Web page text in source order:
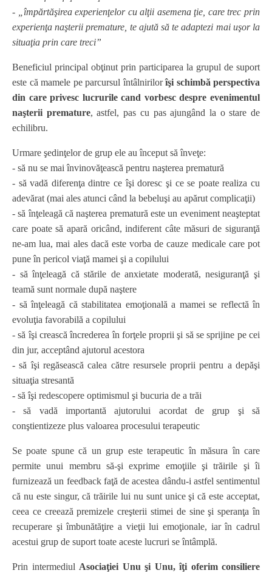
- „împărtăşirea experienţelor cu alţii asemena ţie, care trec prin
experienţa naşterii premature, te ajută să te adaptezi mai uşor la
situaţia prin care treci”
Beneficiul principal obţinut prin participarea la grupul de suport
este că mamele pe parcursul întâlnirilorîşi schimbă perspectiva
din care privesc lucrurile cand vorbesc despre evenimentul
naşterii premature, astfel, pas cu pas ajungând la o stare de
echilibru.
Urmare şedinţelor de grup ele au început să înveţe:
- să nu se mai învinovăţească pentru naşterea prematură
- să vadă diferenţa dintre ce îşi doresc şi ce se poate realiza cu
adevărat (mai ales atunci când la bebeluşi au apărut complicaţii)
- să înţeleagă că naşterea prematură este un eveniment neaşteptat
care poate să apară oricând, indiferent câte măsuri de siguranţă
ne-am lua, mai ales dacă este vorba de cauze medicale care pot
pune în pericol viaţă mamei şi a copilului
- să înţeleagă că stările de anxietate moderată, nesiguranţă şi
teamă sunt normale după naştere
- să înţeleagă că stabilitatea emoţională a mamei se reflectă în
evoluţia favorabilă a copilului
- să îşi crească încrederea în forţele proprii şi să se sprijine pe cei
din jur, acceptând ajutorul acestora
- să îşi regăsească calea către resursele proprii pentru a depăşi
situaţia stresantă
- să îşi redescopere optimismul şi bucuria de a trăi
- să vadă importantă ajutorului acordat de grup şi să
conştientizeze plus valoarea procesului terapeutic
Se poate spune că un grup este terapeutic în măsura în care
permite unui membru să-şi exprime emoţiile şi trăirile şi îi
furnizează un feedback faţă de acestea dându-i astfel sentimentul
că nu este singur, că trăirile lui nu sunt unice şi că este acceptat,
ceea ce creează premizele creşterii stimei de sine şi speranţa în
recuperare şi îmbunătăţire a vieţii lui emoţionale, iar în cadrul
acestui grup de suport toate aceste lucruri se întâmplă.
Prin intermediul Asociaţiei Unu şi Unu, îţi oferim consiliere